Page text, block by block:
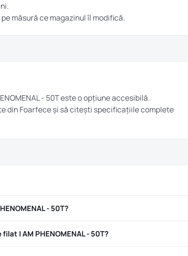
măsură ce magazinul îl modifică.
- 50T este o opțiune accesibilă.
dinFoarfeceși să citești specificațiile complete
- 50T?
I AM PHENOMENAL - 50T?